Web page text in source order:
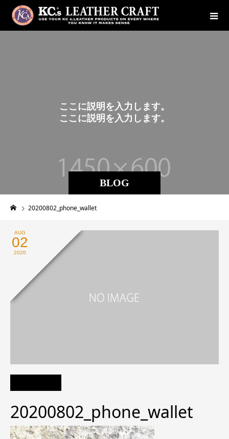
BLOG
こ こに説明 を入力 し ます。
こ こに説明 を入力 し ます。
20200802_phone_wallet
AUG
02
2020
20200802_phone_wallet